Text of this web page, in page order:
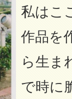
私はこ
作品を
ら生ま
で時に